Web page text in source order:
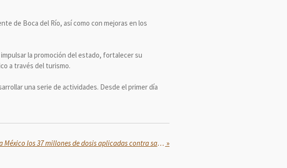
de Boca del Río, así como con mejoras en los
la promoción del estado, fortalecer su
a través del turismo.
una serie de actividades. Desde el primer día
Supera México los 37 millones de dosis aplicadas contra sarampión »